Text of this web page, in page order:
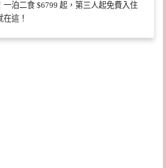
一泊二食 $6799 起，第三人起免費入住
這！